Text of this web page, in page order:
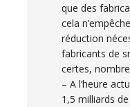
que des
cela
réduction
fabricants de
certes,
– A l’heure
1,5 milliards